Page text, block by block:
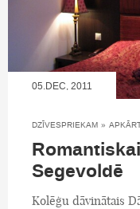
05.DEC, 2011
DZĪVESPRIEKAM »
Segevoldē
Kolēģu dāvinātais